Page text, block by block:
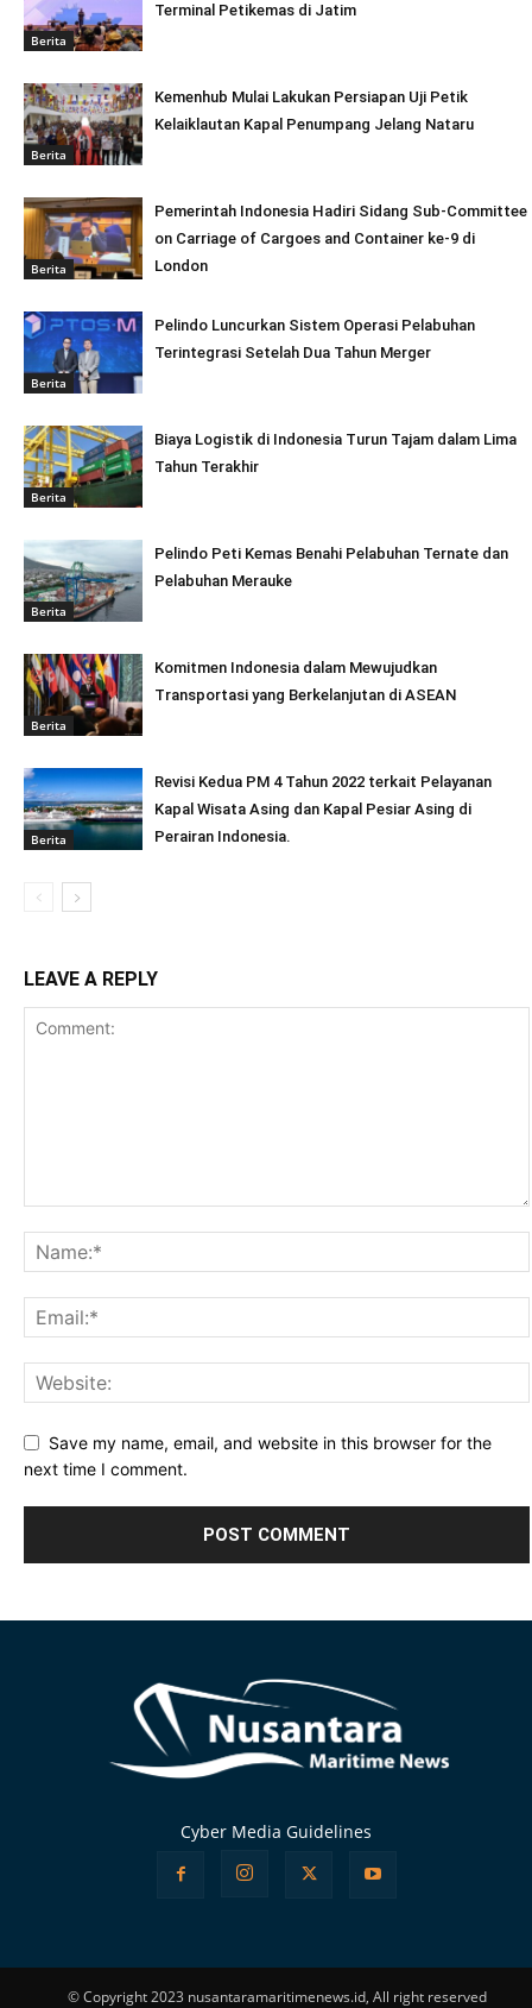
Berita
Terminal Petikemas di Jatim
Berita
Kemenhub Mulai Lakukan Persiapan Uji Petik
Kelaiklautan Kapal Penumpang Jelang Nataru
Berita
Pemerintah Indonesia Hadiri Sidang Sub-Committee
on Carriage of Cargoes and Container ke-9 di
London
Berita
Pelindo Luncurkan Sistem Operasi Pelabuhan
Terintegrasi Setelah Dua Tahun Merger
Berita
Biaya Logistik di Indonesia Turun Tajam dalam Lima
Tahun Terakhir
Berita
Pelindo Peti Kemas Benahi Pelabuhan Ternate dan
Pelabuhan Merauke
Berita
Komitmen Indonesia dalam Mewujudkan
Transportasi yang Berkelanjutan di ASEAN
Berita
Revisi Kedua PM 4 Tahun 2022 terkait Pelayanan
Kapal Wisata Asing dan Kapal Pesiar Asing di
Perairan Indonesia.
LEAVE A REPLY
Save my name, email, and website in this browser for the
next time I comment.
Cyber Media Guidelines
© Copyright 2023 nusantaramaritimenews.id, All right reserved